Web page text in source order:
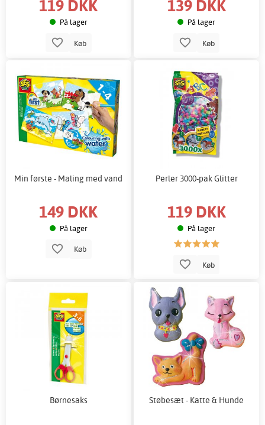
119 DKK
På lager
Køb
139 DKK
På lager
Køb
Min første - Maling med vand
149 DKK
På lager
Køb
Perler 3000-pak Glitter
119 DKK
På lager
Køb
Børnesaks Støbesæt - Katte & Hunde